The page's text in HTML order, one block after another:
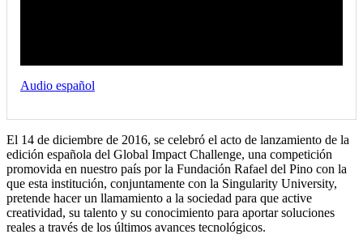
Audio español
El 14 de diciembre de 2016, se celebró el acto de lanzamiento de la
edición española del Global Impact Challenge, una competición
promovida en nuestro país por la Fundación Rafael del Pino con la
que esta institución, conjuntamente con la Singularity University,
pretende hacer un llamamiento a la sociedad para que active
creatividad, su talento y su conocimiento para aportar soluciones
reales a través de los últimos avances tecnológicos.